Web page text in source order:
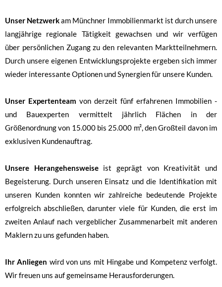
Unser Netzwerkam Münchner Immobilienmarkt ist durch unsere
langjährige regionale Tätigkeit gewachsen und wir verfügen
über persönlichen Zugang zu den relevanten Marktteilnehmern.
Durch unsere eigenen Entwicklungsprojekte ergeben sich immer
wieder interessante Optionen und Synergien für unsere Kunden.
Unser Expertenteam von derzeit fünf erfahrenen Immobilien -
und Bauexperten vermittelt jährlich Flächen in der
Größenordnung von 15.000 bis 25.000 m², den Großteil davon im
exklusiven Kundenauftrag.
Unsere Herangehensweiseist geprägt von Kreativität und
Begeisterung. Durch unseren Einsatz und die Identifikation mit
unseren Kunden konnten wir zahlreiche bedeutende Projekte
erfolgreich abschließen, darunter viele für Kunden, die erst im
zweiten Anlauf nach vergeblicher Zusammenarbeit mit anderen
Maklern zu uns gefunden haben.
Ihr Anliegen wird von uns mit Hingabe und Kompetenz verfolgt.
Wir freuen uns auf gemeinsame Herausforderungen.